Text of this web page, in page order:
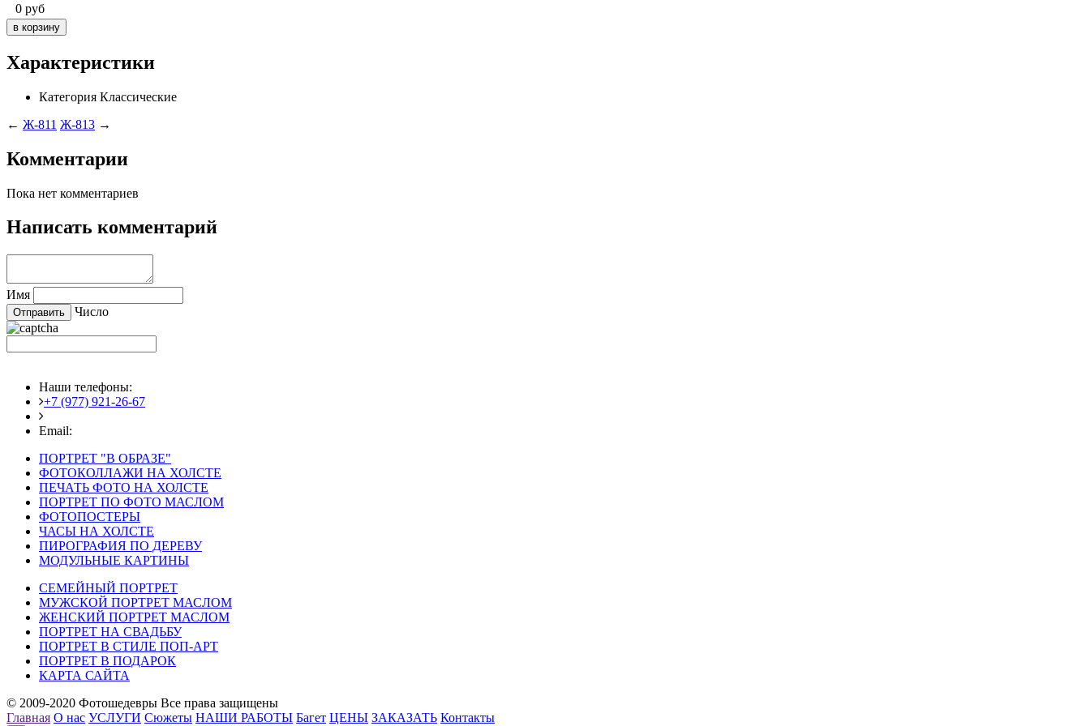
0 руб
Характеристики
Категория Классические
← Ж-811 Ж-813 →
Комментарии
Пока нет комментариев
Написать комментарий
Имя
Число
Наши телефоны:
+7 (977) 921-26-67
Email:
ПОРТРЕТ "В ОБРАЗЕ"
ФОТОКОЛЛАЖИ НА ХОЛСТЕ
ПЕЧАТЬ ФОТО НА ХОЛСТЕ
ПОРТРЕТ ПО ФОТО МАСЛОМ
ФОТОПОСТЕРЫ
ЧАСЫ НА ХОЛСТЕ
ПИРОГРАФИЯ ПО ДЕРЕВУ
МОДУЛЬНЫЕ КАРТИНЫ
СЕМЕЙНЫЙ ПОРТРЕТ
МУЖСКОЙ ПОРТРЕТ МАСЛОМ
ЖЕНСКИЙ ПОРТРЕТ МАСЛОМ
ПОРТРЕТ НА СВАДЬБУ
ПОРТРЕТ В СТИЛЕ ПОП-АРТ
ПОРТРЕТ В ПОДАРОК
КАРТА САЙТА
© 2009-2020 Фотошедевры Все права защищены
Главная О нас УСЛУГИ Сюжеты НАШИ РАБОТЫ Багет ЦЕНЫ ЗАКАЗАТЬ Контакты